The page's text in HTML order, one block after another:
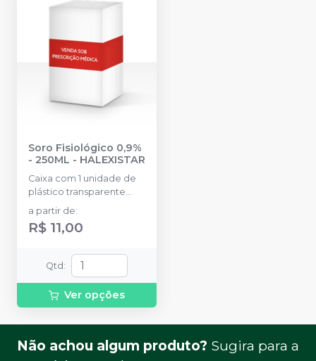
Soro Fisiológico 0,9%
- 250ML - HALEXISTAR
Caixa com 1 unidade de
plástico transparente
com 250ML.
a partir de:
R$ 11,00
Qtd :
Ver opções
Não achou algum produto? Sugira para a